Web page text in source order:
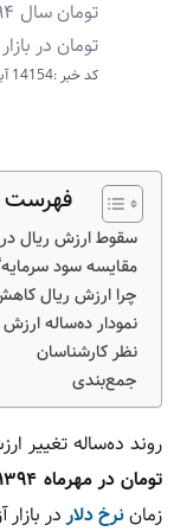
تومان در
کد خبر :14154
فهرست
سقوط ارزش ریال در ده سال؛ از
مقایسه سود
چرا ارزش ریال
نمودار ده‌ساله
نظر کارشناسان
جمع‌بندی
روند ده‌ساله تغییر
تومان در مهرماه ۱۳۹۴ با حدود ۲۸۹ دلار برابری می‌کرد
زماننرخ دلار در